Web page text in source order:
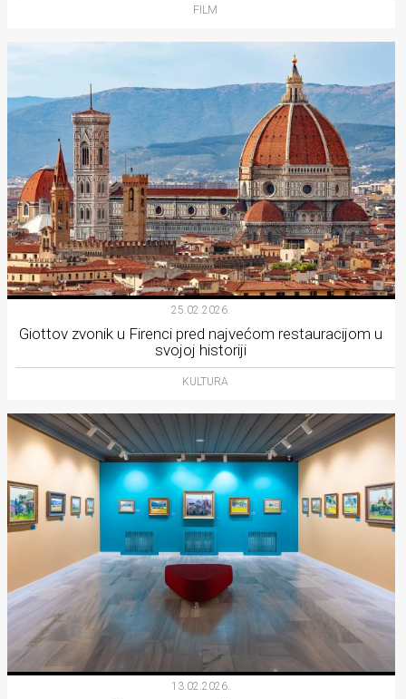
FILM
25.02.2026.
Giottov zvonik u Firenci pred najvećom restauracijom u
svojoj historiji
KULTURA
13.02.2026.